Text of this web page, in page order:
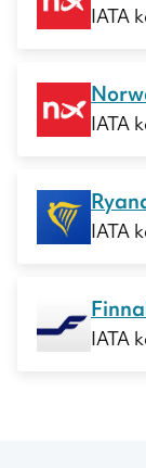
IATA
IATA
IATA
IATA